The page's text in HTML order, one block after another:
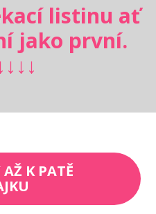
listinu ať
jako první.
K PATĚ